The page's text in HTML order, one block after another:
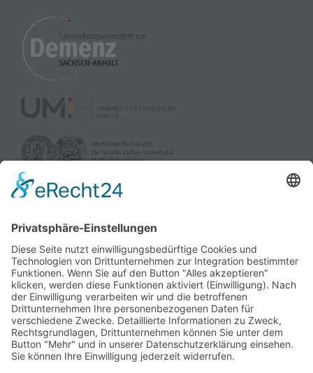
powered by
gefördert durch:
und die Landesverbände der Pflegekassen Sachsen-Anhalt
sowie dem Verband der Privaten Krankenversicherung e.V.